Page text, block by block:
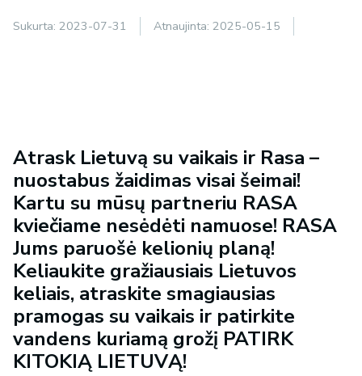
Sukurta: 2023-07-31 Atnaujinta: 2025-05-15
Atrask Lietuvą su vaikais ir Rasa –
nuostabus žaidimas visai šeimai!
Kartu su mūsų partneriu RASA
kviečiame nesėdėti namuose! RASA
Jums paruošė kelionių planą!
Keliaukite gražiausiais Lietuvos
keliais, atraskite smagiausias
pramogas su vaikais ir patirkite
vandens kuriamą grožį PATIRK
KITOKIĄ LIETUVĄ!